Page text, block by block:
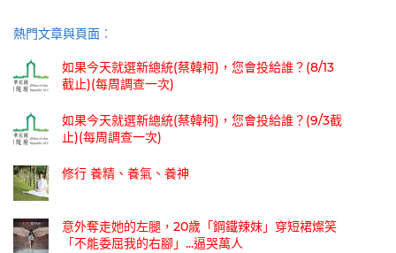
熱門文章與頁面︰
如果今天就選新總統(蔡韓柯)，您會投給誰？(8/13
截止)(每周調查一次)
如果今天就選新總統(蔡韓柯)，您會投給誰？(9/3截
止)(每周調查一次)
修行 養精、養氣、養神
意外奪走她的左腿，20歲「鋼鐵辣妹」穿短裙燦笑
「不能委屈我的右腳」...逼哭萬人